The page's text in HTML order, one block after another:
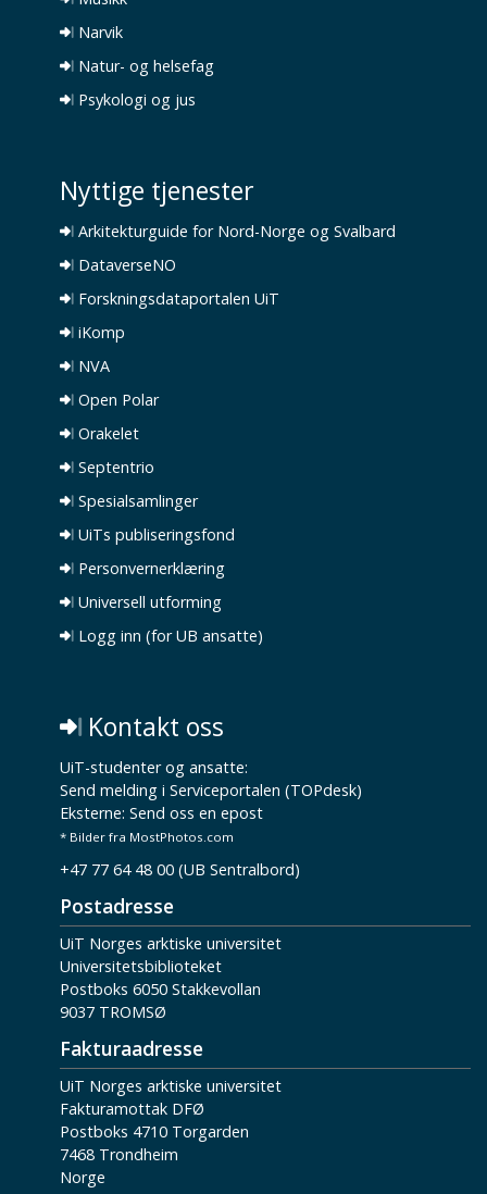
Narvik
Natur- og helsefag
Psykologi og jus
Nyttige tjenester
Arkitekturguide for Nord-Norge og Svalbard
DataverseNO
Forskningsdataportalen UiT
iKomp
NVA
Open Polar
Orakelet
Septentrio
Spesialsamlinger
UiTs publiseringsfond
Personvernerklæring
Universell utforming
Logg inn (for UB ansatte)
Kontakt oss
UiT-studenter og ansatte:
Send melding i Serviceportalen (TOPdesk)
Eksterne: Send oss en epost
* Bilder fra MostPhotos.com
+47 77 64 48 00 (UB Sentralbord)
Postadresse
UiT Norges arktiske universitet
Universitetsbiblioteket
Postboks 6050 Stakkevollan
9037 TROMSØ
Fakturaadresse
UiT Norges arktiske universitet
Fakturamottak DFØ
Postboks 4710 Torgarden
7468 Trondheim
Norge